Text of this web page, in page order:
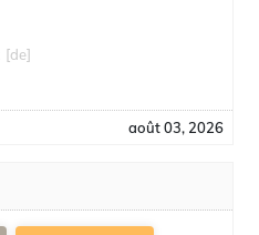
[de]
août 03, 2026